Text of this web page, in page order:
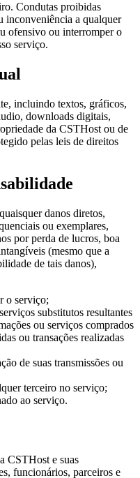
Condutas proibidas
inconveniência a qualquer
ofensivo ou interromper o
serviço.
incluindo textos, gráficos,
downloads digitais,
da CSTHost ou de
pelas leis de direitos
danos diretos,
ou exemplares,
por perda de lucros, boa
(mesmo que a
de tais danos),
o serviço;
substitutos resultantes
ou serviços comprados
ou transações realizadas
de suas transmissões ou
terceiro no serviço;
ao serviço.
CSTHost e suas
funcionários, parceiros e